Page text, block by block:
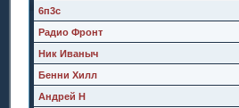
6п3с
Радио Фронт
Ник Иваныч
Бенни Хилл
Андрей Н